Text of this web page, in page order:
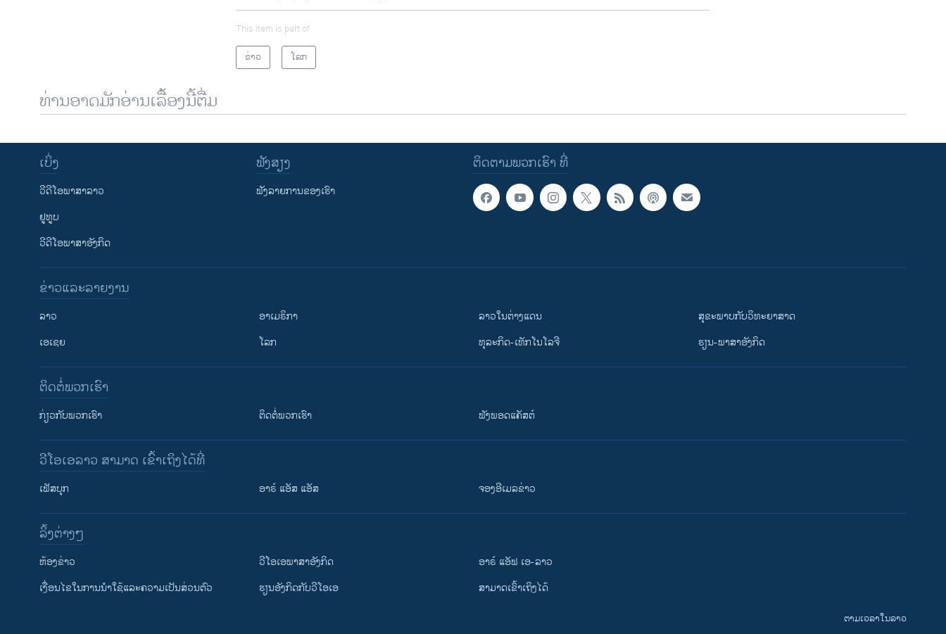
ຕິດຕາມພວກເຮົາ ທີ່
This item is part of
ຂ່າວ
ໂລກ
ທ່ານອາດມັກອ່ານເລື້ອງນີ້ຕື່ມ
ຕິດຕາມພວກເຮົາ ທີ່
ເບິ່ງ
ວີດີໂອພາສາລາວ
ຢູທູບ
ວີດີໂອພາສາອັງກິດ
ຟັງສຽງ
ຟັງລາຍການຂອງເຮົາ
ຂ່າວແລະລາຍງານ
ລາວ
ເອເຊຍ
ອາເມຣິກາ
ໂລກ
ລາວໃນຕ່າງແດນ
ທຸລະກິດ-ເທັກໂນໂລຈີ
ສຸຂະພາບກັບວິທະຍາສາດ
ຮຽນ-ພາສາອັງກິດ
ຕິດຕໍ່ພວກເຮົາ
ກ່ຽວກັບພວກເຮົາ ຕິດຕໍ່ພວກເຮົາ ຟັງພອດແຄັສຕ໌
ວີໂອເອລາວ ສາມາດ ເຂົ້າເຖິງໄດ້ທີ່
ເຟັສບຸກ ອາຣ໌ ແອັສ ແອັສ ຈອງອີເມລຂ່າວ
​ລິ້ງ​ຕ່າງໆ
​ຫ້ອງ​ຂ່າວ
​ເງື່ອນ​ໄຂ​ໃນ​ການ​ນຳ​ໃຊ້​ແລະຄວາມ​ເປັນ​ສ່​ວນ​ຕົວ
ວີ​ໂອ​ເອ​ພາ​ສາ​ອັງ​ກິດ
​ຮຽນ​ອັງ​ກິດ​ກັບ​ວີ​ໂອ​ເອ
ອາຣ໌ ແອັຟ ເອ-ລາວ
ສາມາດເຂົ້າເຖິງໄດ້
ຕາມເວລາໃນລາວ